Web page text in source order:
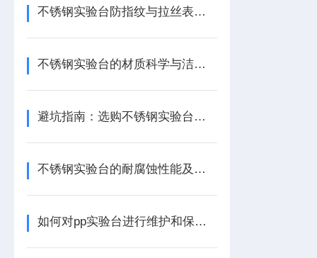
不锈钢实验台防指纹与拉丝表面处理技术：美观与实用的平衡
不锈钢实验台的材质科学与洁净环境维护体系
避坑指南：选购不锈钢实验台必须关注的七个工艺细节
不锈钢实验台的耐腐蚀性能及其在不同环境下的表现
如何对pp实验台进行维护和保养？